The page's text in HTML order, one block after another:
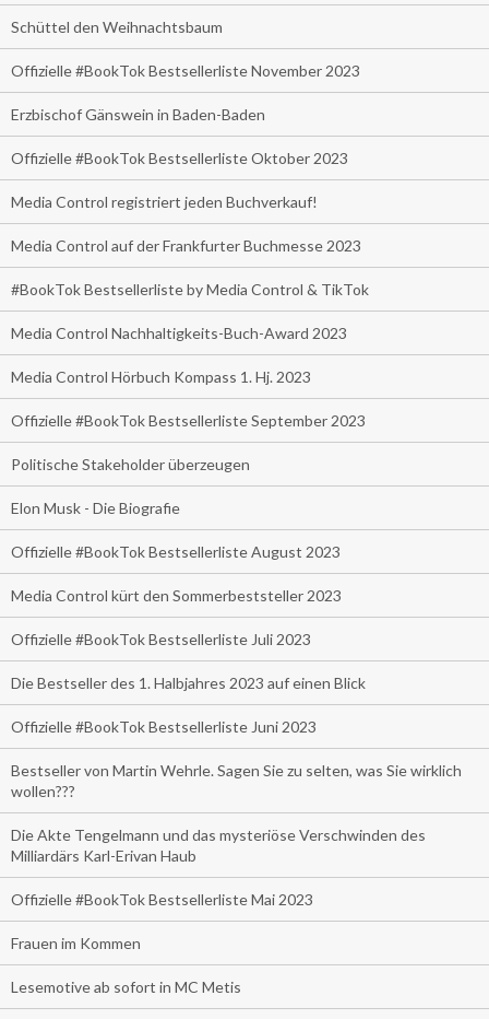
Schüttel den Weihnachtsbaum
Offizielle #BookTok Bestsellerliste November 2023
Erzbischof Gänswein in Baden-Baden
Offizielle #BookTok Bestsellerliste Oktober 2023
Media Control registriert jeden Buchverkauf!
Media Control auf der Frankfurter Buchmesse 2023
#BookTok Bestsellerliste by Media Control & TikTok
Media Control Nachhaltigkeits-Buch-Award 2023
Media Control Hörbuch Kompass 1. Hj. 2023
Offizielle #BookTok Bestsellerliste September 2023
Politische Stakeholder überzeugen
Elon Musk - Die Biografie
Offizielle #BookTok Bestsellerliste August 2023
Media Control kürt den Sommerbeststeller 2023
Offizielle #BookTok Bestsellerliste Juli 2023
Die Bestseller des 1. Halbjahres 2023 auf einen Blick
Offizielle #BookTok Bestsellerliste Juni 2023
Bestseller von Martin Wehrle. Sagen Sie zu selten, was Sie wirklich
wollen???
Die Akte Tengelmann und das mysteriöse Verschwinden des
Milliardärs Karl-Erivan Haub
Offizielle #BookTok Bestsellerliste Mai 2023
Frauen im Kommen
Lesemotive ab sofort in MC Metis